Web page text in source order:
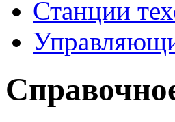
Станции